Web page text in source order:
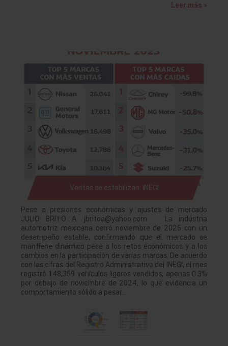
Leer más »
Ventas se estabilizan: INEGI
Pese a presiones económicas y ajustes de mercado
JULIO BRITO A. jbritoa@yahoo.com La industria
automotriz mexicana cerró noviembre de 2025 con un
desempeño estable, confirmando que el mercado se
mantiene dinámico pese a los retos económicos y a los
cambios en la participación de varias marcas. De acuerdo
con las cifras del Registro Administrativo del INEGI, el mes
registró 148,359 vehículos ligeros vendidos, apenas 0.3%
por debajo de noviembre de 2024, lo que evidencia un
comportamiento sólido a pesar…